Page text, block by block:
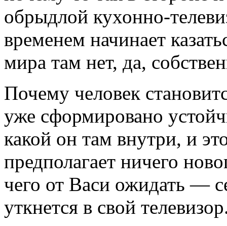
обрыдлой кухонно-
временем начинает
мира там нет, да,
Почему человек
уже сформировано
какой он там внутри, и
предполагает ничего
чего от Васи ожидать —
уткнется в свой